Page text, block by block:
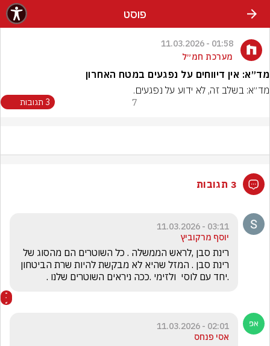
פוסט
01:58 - 11.03.2026
מערכת חמ״ל
מד״א: אין דיווחים על נפגעים במטח האחרון
מד״א: בשלב זה, לא ידוע על נפגעים.
7 3 תגובות
3 תגובות
03:11 - 11.03.2026
יוסף מרקוביץ
.יחד עם לוסי  ולזימי .ככה ניראים השוטרים שלנו .
02:01 - 11.03.2026
אסי פנחס